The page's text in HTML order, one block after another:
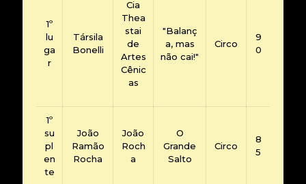
1º
lu
ga
r
Társila
Bonelli
Cia
Thea
stai
de
Artes
Cênic
as
"Balanç
a, mas
não cai!"
Circo
9
0
1º
su
pl
en
te
João
Ramão
Rocha
João
Roch
a
O
Grande
Salto
Circo
8
5